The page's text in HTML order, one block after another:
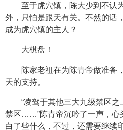
至于虎穴镇，陈大少到不认
外，只怕是跟天有关。不然的话
成为虎穴镇的主人？
大棋盘！
陈家老祖在为陈青帝做准备
天的支持。
“凌驾于其他三大九级禁区
禁区……”陈青帝沉吟了一声，心
白了些什么，不过，还需要继续